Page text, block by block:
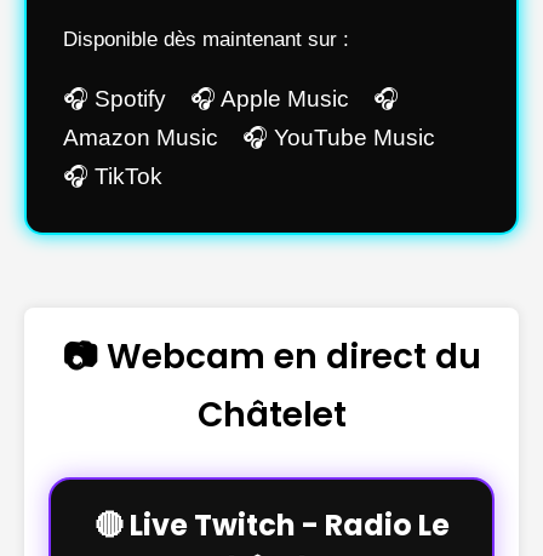
Disponible dès maintenant sur :
🎧 Spotify 🎧 Apple Music 🎧
Amazon Music 🎧 YouTube Music
🎧 TikTok
📷 Webcam en direct du
Châtelet
🔴 Live Twitch - Radio Le